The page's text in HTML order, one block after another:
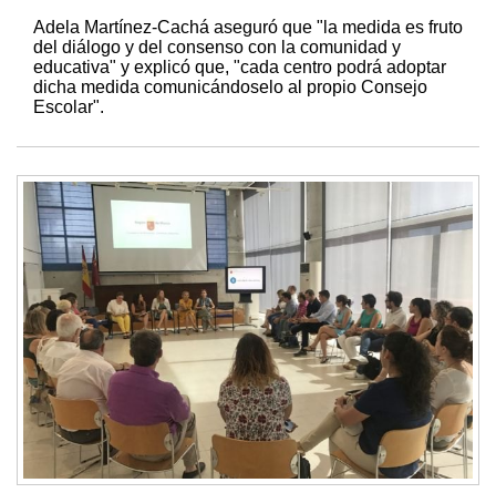
Adela Martínez-Cachá aseguró que "la medida es fruto
del diálogo y del consenso con la comunidad y
educativa" y explicó que, "cada centro podrá adoptar
dicha medida comunicándoselo al propio Consejo
Escolar".